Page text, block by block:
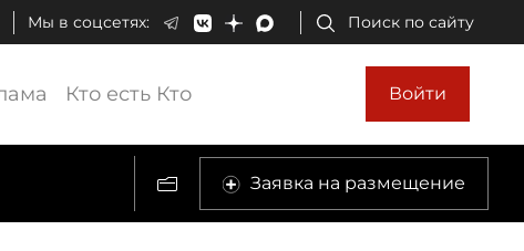
Мы в соцсетях: Поиск по сайту
Кто есть Кто Войти
Заявка на размещение